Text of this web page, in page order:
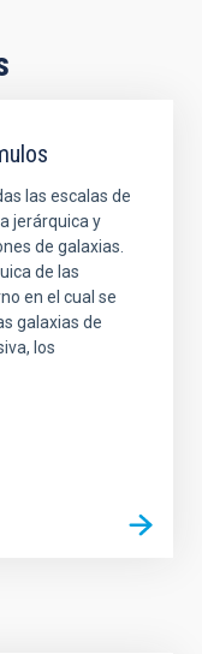
las escalas de
jerárquica y
de galaxias.
de las
en el cual se
galaxias de
los